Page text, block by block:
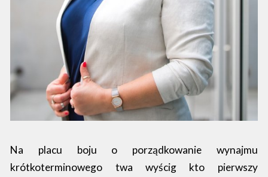
Na placu boju o porządkowanie wynajmu
krótkoterminowego twa wyścig kto pierwszy